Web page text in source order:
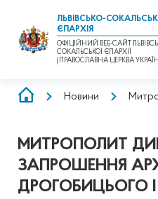
ЛЬВІВСЬКО-
ЄПАРХІЯ
ОФІЦІЙНИЙ ВЕБ-САЙТ
СОКАЛЬСЬКОЇ ЄПАРХІЇ
(ПРАВОСЛАВНА ЦЕРКВА
РЯДОК
Новини
МИТРОПОЛИТ
ЗАПРОШЕННЯ
ДРОГОБИЦЬОГО